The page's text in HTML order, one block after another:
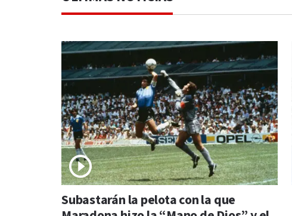
Subastarán la pelota con la que